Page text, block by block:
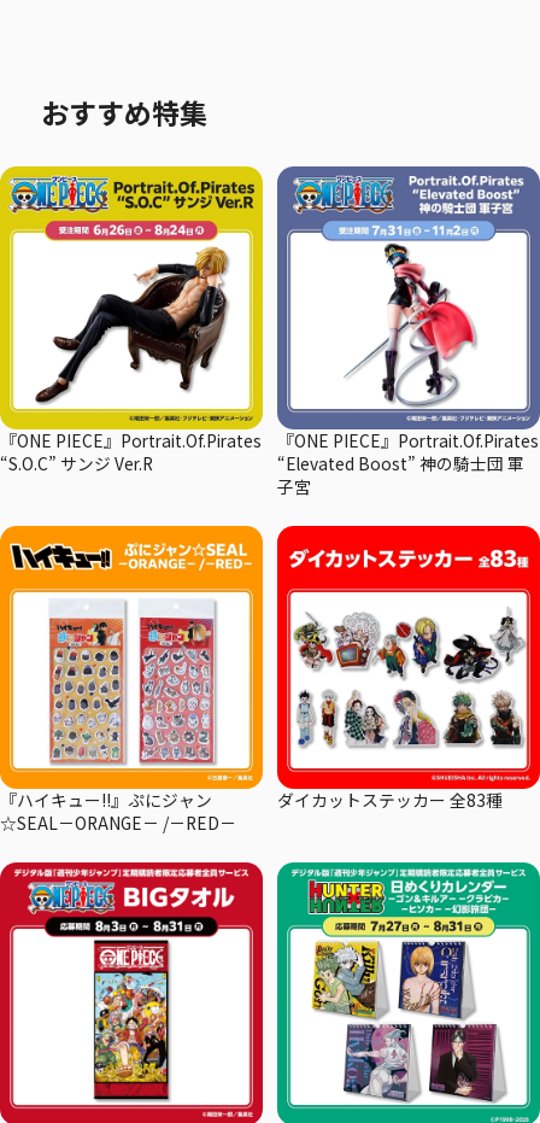
おすすめ特集
『ONE PIECE』Portrait.Of.Pirates
“S.O.C” サンジ Ver.R
『ONE PIECE』Portrait.Of.Pirates
“Elevated Boost” 神の騎士団 軍
子宮
『ハイキュー!!』ぷにジャン
☆SEAL－ORANGE－ /－RED－
ダイカットステッカー 全83種